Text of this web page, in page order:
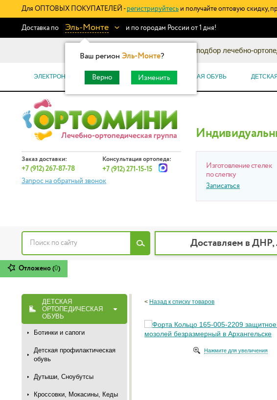
Для ОПТОВЫХ ПОКУПАТЕЛЕЙ - регистрируйтесь и получайте оптовую скидку,
Доставка по Эль-Монте
Ваш регион Эль-Монте?
Верно Изменить
и по городам России от 1 дня!
Информационный каталог: подбор лечебно-
ЭЛЕКТРОННЫЕ СЕРТИФИКАТЫ ОРТОПЕДИЧЕСКАЯ ОБУВЬ
Заказ доставки:
+7 (912) 267-87-78
Консультация ортопеда:
+7 (912) 271-15-15
Запрос на обратный звонок
Изготовление стелек
по слепку
Записаться
Доставляем в
Отложено (0)
ДЕТСКАЯ
ОРТОПЕДИЧЕСКАЯ
ОБУВЬ
Ботинки и сапоги
Детская профилактическая
обувь
Дутыши, Сноубутсы
Кроссовки, Мокасины, Кеды
< Назад к списку товаров
Нажмите для увеличения